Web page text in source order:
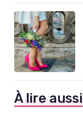
À lire aussi